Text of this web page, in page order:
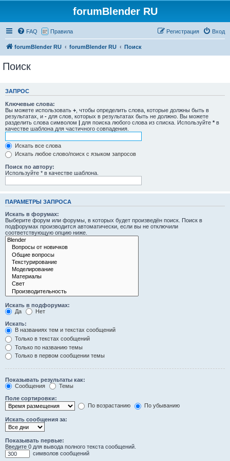
forumBlender RU
FAQ Правила Вход
Регистрация
forumBlender RU forumBlender RU Поиск
Поиск
ЗАПРОС
Ключевые слова:
Вы можете использовать + , чтобы определить слова, которые должны быть в
результатах, и - для слов, которых в результатах быть не должно. Вы можете
разделить слова символом | для поиска любого слова из списка. Используйте * в
качестве шаблона для частичного совпадения.
Искать все слова
Искать любое слово/поиск с языком запросов
Поиск по автору:
Используйте * в качестве шаблона.
ПАРАМЕТРЫ ЗАПРОСА
Искать в форумах:
Выберите форум или форумы, в которых будет произведён поиск. Поиск в
подфорумах производится автоматически, если вы не отключили
соответствующую опцию ниже.
Искать в подфорумах:
Да
Нет
Искать:
В названиях тем и текстах сообщений
Только в текстах сообщений
Только по названию темы
Только в первом сообщении темы
Показывать результаты как:
Сообщения
Темы
Поле сортировки:
По возрастанию
По убыванию
Искать сообщения за:
Показывать первые:
Введите 0 для вывода полного текста сообщений.
символов сообщений